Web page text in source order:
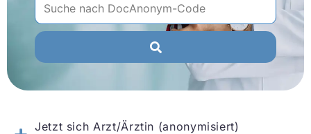
Jetzt sich Arzt/Ärztin (anonymisiert)